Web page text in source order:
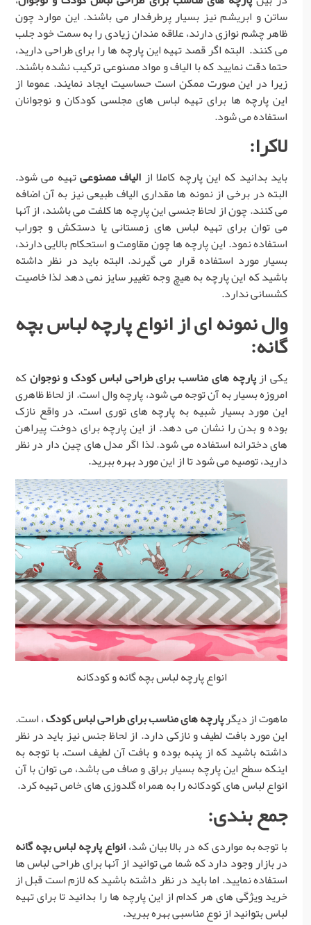
ساتن و ابریشم نیز بسیار پرطرفدار می باشند. این موارد چون
ظاهر چشم نوازی دارند، علاقه مندان زیادی را به سمت خود جلب
می کنند. البته اگر قصد تهیه این پارچه ها را برای طراحی دارید،
حتما دقت نمایید که با الیاف و مواد مصنوعی ترکیب نشده باشند.
زیرا در این صورت ممکن است حساسیت ایجاد نمایند. عموما از
این پارچه ها برای تهیه لباس های مجلسی کودکان و نوجوانان
استفاده می شود.
لاکرا:
باید بدانید که این پارچه کاملا ازالیاف مصنوعیتهیه می شود.
البته در برخی از نمونه ها مقداری الیاف طبیعی نیز به آن اضافه
می کنند. چون از لحاظ جنسی این پارچه ها کلفت می باشند، از آنها
می توان برای تهیه لباس های زمستانی یا دستکش و جوراب
استفاده نمود. این پارچه ها چون مقاومت و استحکام بالایی دارند،
بسیار مورد استفاده قرار می گیرند. البته باید در نظر داشته
باشید که این پارچه به هیچ وجه تغییر سایز نمی دهد لذا خاصیت
کشسانی ندارد.
وال نمونه ای ازانواع پارچه لباس بچه
گانه:
یکی ازپارچه های مناسب برای طراحی لباس کودک و نوجوانکه
امروزه بسیار به آن توجه می شود، پارچه وال است. از لحاظ ظاهری
این مورد بسیار شبیه به پارچه های توری است. در واقع نازک
بوده و بدن را نشان می دهد. از این پارچه برای دوخت پیراهن
های دخترانه استفاده می شود. لذا اگر مدل های چین دار در نظر
دارید، توصیه می شود تا از این مورد بهره ببرید.
انواع پارچه لباس بچه گانه و کودکانه
ماهوت از دیگرپارچه های مناسب برای طراحی لباس کودک، است.
این مورد بافت لطیف و نازکی دارد. از لحاظ جنس نیز باید در نظر
داشته باشید که از پنبه بوده و بافت آن لطیف است. با توجه به
اینکه سطح این پارچه بسیار براق و صاف می باشد، می توان با آن
انواع لباس های کودکانه را به همراه گلدوزی های خاص تهیه کرد.
جمع بندی:
با توجه به مواردی که در بالا بیان شد،انواع پارچه لباس بچه گانه
در بازار وجود دارد که شما می توانید از آنها برای طراحی لباس ها
استفاده نمایید. اما باید در نظر داشته باشید که لازم است قبل از
خرید ویژگی های هر کدام از این پارچه ها را بدانید تا برای تهیه
لباس بتوانید از نوع مناسبی بهره ببرید.